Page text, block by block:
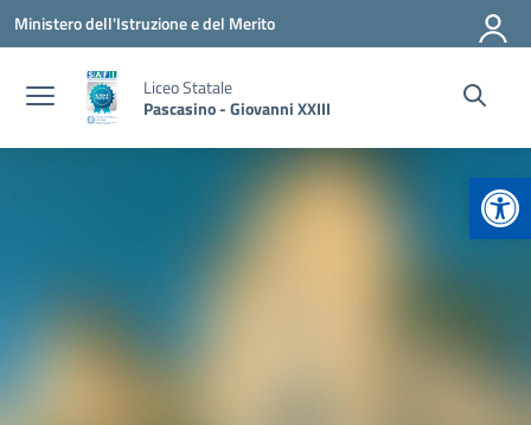
Vai ai contenuti
Vai al menu di navigazione
Vai al footer
Ministero dell'Istruzione e del Merito
Liceo Statale
Pascasino - Giovanni XXIII